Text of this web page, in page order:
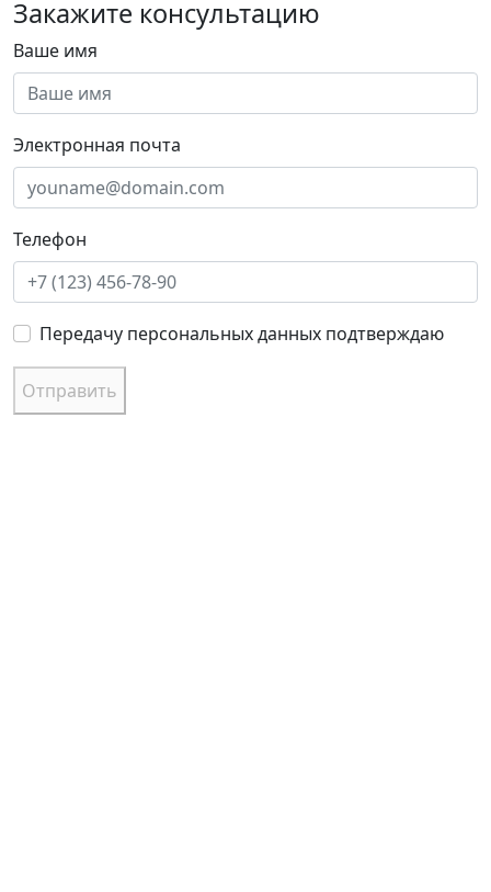
Закажите консультацию
Ваше имя
Электронная почта
Телефон
Передачу персональных данных подтверждаю
Отправить